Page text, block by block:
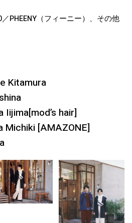
／PHEENY（フィーニー）、その他
Kitamura
hair]
Michiki [AMAZONE]